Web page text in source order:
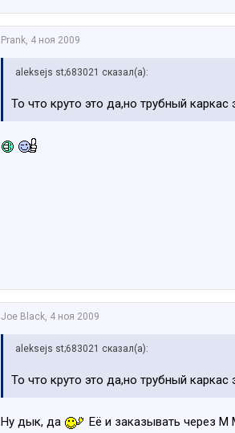
Prank, 4 ноя 2009
aleksejs st;683021 сказал(а):
То что круто это да,но трубный каркас
Joe Black, 4 ноя 2009
aleksejs st;683021 сказал(а):
То что круто это да,но трубный каркас
Ну дык, да Её и заказывать через